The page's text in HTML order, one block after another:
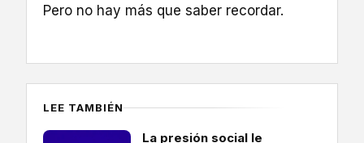
Pero no hay más que saber recordar.
LEE TAMBIÉN
La presión social le